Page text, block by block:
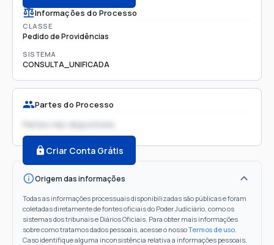
Informações do Processo
CLASSE
Pedido de Providências
SISTEMA
CONSULTA_UNIFICADA
Partes do Processo
Partes não disponíveis
Criar Conta Grátis
Origem das informações
Todas as informações processuais disponibilizadas são públicas e foram
coletadas diretamente de fontes oficiais do Poder Judiciário, como os
sistemas dos tribunais e Diários Oficiais. Para obter mais informações
sobre como tratamos dados pessoais, acesse o nossoTermos de uso.
Caso identifique alguma inconsistência relativa a informações pessoais,